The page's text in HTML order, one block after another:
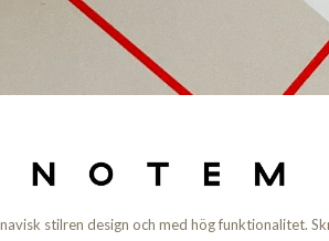
stilren design och med hög funktionalitet.